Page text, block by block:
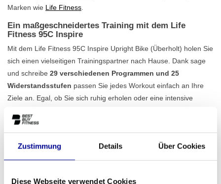
Zustimmung Details Über Cookies
Diese Webseite verwendet Cookies
Marken wie Life Fitness.
Ein maßgeschneidertes Training mit dem Life
Fitness 95C Inspire
Mit dem Life Fitness 95C Inspire Upright Bike (Überholt) holen Sie
sich einen vielseitigen Trainingspartner nach Hause. Dank sage
und schreibe 29 verschiedenen Programmen und 25
Widerstandsstufen passen Sie jedes Workout einfach an Ihre
Ziele an. Egal, ob Sie sich ruhig erholen oder eine intensive
richtige Herausforderung. Der robuste Rahmen kann ein
Benutzergewicht von bis zu 180 kg tragen und garantiert
Stabilität, selbst bei den härtesten Trainingseinheiten. Über die
Handsensoren oder einen optionalen Brustgurt behalten Sie Ihren